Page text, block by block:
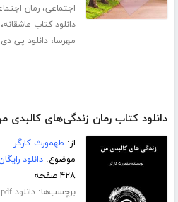
اجتماعی،رمان
دانلود کتاب عاشقانه
مهرسا،دانلود پی
دانلود کتاب رمان زندگی‌های کالبدی
از: طهمورث کارگر
موضوع:دانلود
۴۲۸ صفحه
برچسب‌ها:دانلود pdf رمان زندگی‌های کالبدی من